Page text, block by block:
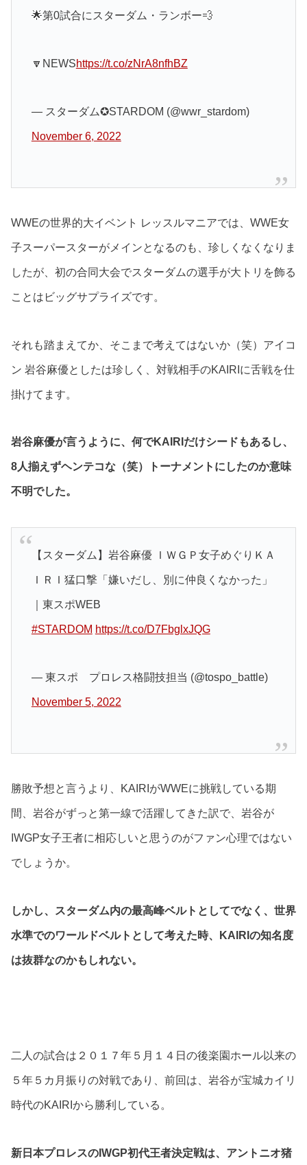
🌟第0試合にスターダム・ランボー💨
🔽NEWShttps://t.co/zNrA8nfhBZ
— スターダム✪STARDOM (@wwr_stardom)
November 6, 2022
WWEの世界的大イベント レッスルマニアでは、WWE女
子スーパースターがメインとなるのも、珍しくなくなりま
したが、初の合同大会でスターダムの選手が大トリを飾る
ことはビッグサプライズです。
それも踏まえてか、そこまで考えてはないか（笑）アイコ
ン 岩谷麻優としたは珍しく、対戦相手のKAIRIに舌戦を仕
掛けてます。
岩谷麻優が言うように、何でKAIRIだけシードもあるし、
8人揃えずヘンテコな（笑）トーナメントにしたのか意味
不明でした。
【スターダム】岩谷麻優 ＩＷＧＰ女子めぐりＫＡ
ＩＲＩ猛口撃「嫌いだし、別に仲良くなかった」
｜東スポWEB
#STARDOM https://t.co/D7FbglxJQG
— 東スポ プロレス格闘技担当 (@tospo_battle)
November 5, 2022
勝敗予想と言うより、KAIRIがWWEに挑戦している期
間、岩谷がずっと第一線で活躍してきた訳で、岩谷が
IWGP女子王者に相応しいと思うのがファン心理ではない
でしょうか。
しかし、スターダム内の最高峰ベルトとしてでなく、世界
水準でのワールドベルトとして考えた時、KAIRIの知名度
は抜群なのかもしれない。
二人の試合は２０１７年５月１４日の後楽園ホール以来の
５年５カ月振りの対戦であり、前回は、岩谷が宝城カイリ
時代のKAIRIから勝利している。
新日本プロレスのIWGP初代王者決定戦は、アントニオ猪